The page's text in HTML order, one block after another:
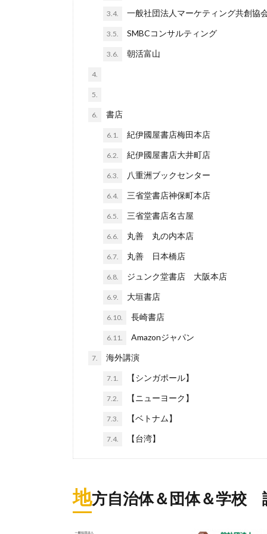
3.4. 一般社団法人マーケティング共創協
3.5. SMBCコンサルティング
3.6. 朝活富山
4.
5.
6. 書店
6.1. 紀伊國屋書店梅田本店
6.2. 紀伊國屋書店大井町店
6.3. 八重洲ブックセンター
6.4. 三省堂書店神保町本店
6.5. 三省堂書店名古屋
6.6. 丸善 丸の内本店
6.7. 丸善 日本橋店
6.8. ジュンク堂書店 大阪本店
6.9. 大垣書店
6.10. 長崎書店
6.11. Amazonジャパン
7. 海外講演
7.1. 【シンガポール】
7.2. 【ニューヨーク】
7.3. 【ベトナム】
7.4. 【台湾】
地方自治体＆団体＆学校